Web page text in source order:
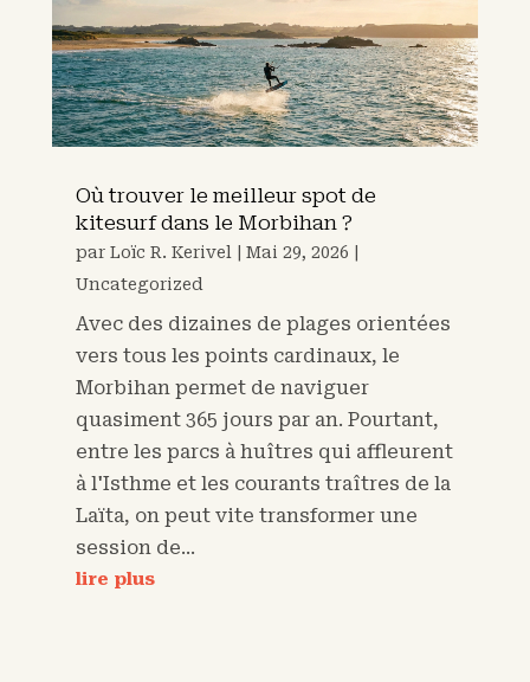
Où trouver le meilleur spot de
kitesurf dans le Morbihan ?
par Loïc R. Kerivel Mai 29, 2026
Uncategorized
Avec des dizaines de plages orientées
vers tous les points cardinaux, le
Morbihan permet de naviguer
quasiment 365 jours par an. Pourtant,
entre les parcs à huîtres qui affleurent
à l'Isthme et les courants traîtres de la
Laïta, on peut vite transformer une
session de...
lire plus